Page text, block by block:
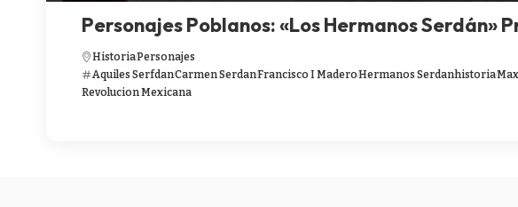
Personajes Poblanos: «Los Hermanos Serdán»
HistoriaPersonajes
Aquiles SerfdanCarmen SerdanFrancisco I MaderoHermanos Serdanhistoria
Revolucion Mexicana